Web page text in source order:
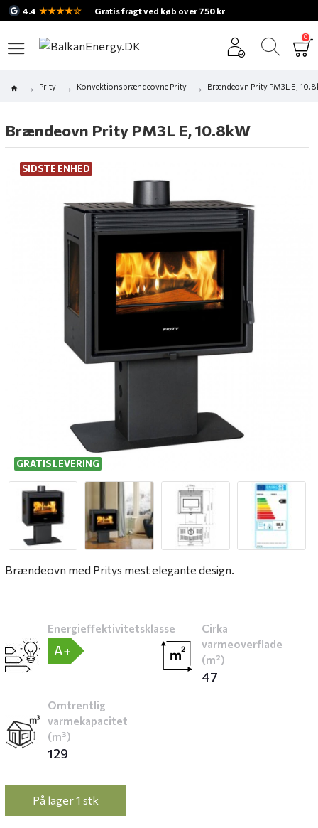
4.4 ★★★★☆ Gratis fragt ved køb over 750 kr
0
Prity Konvektionsbrændeovne Prity Brændeovn Prity PM3L E,
Brændeovn Prity PM3L E, 10.8kW
SIDSTE ENHED
GRATIS LEVERING
Brændeovn med Pritys mest elegante design.
Energieffektivitetsklasse
A+
Cirka
varmeoverflade
(m²)
47
Omtrentlig
varmekapacitet
(m³)
129
På lager 1 stk